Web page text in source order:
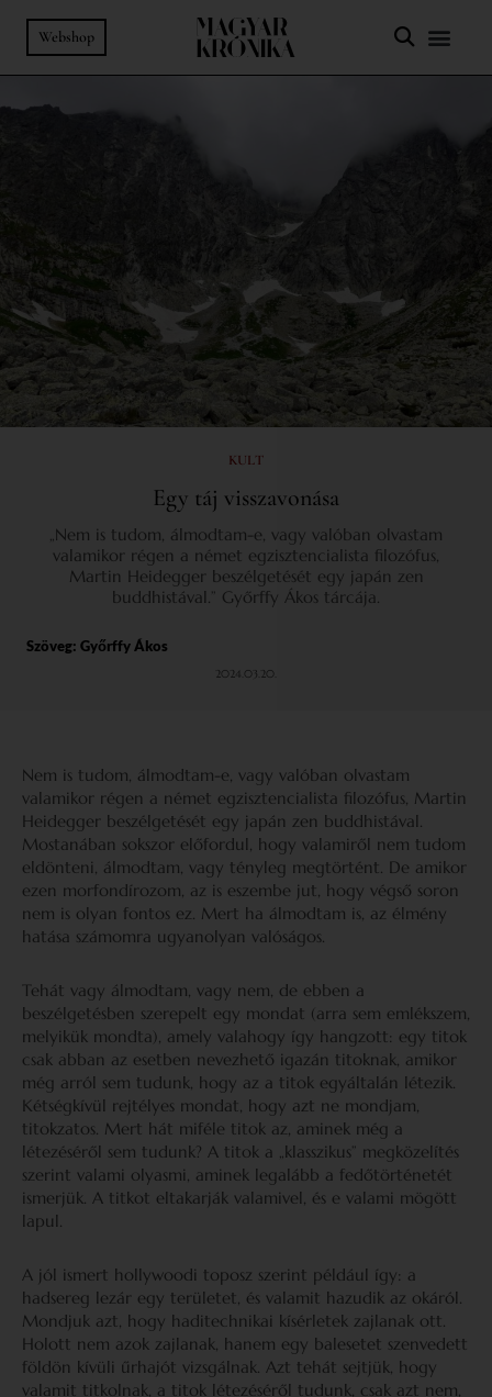
Webshop
KULT
Egy táj visszavonása
„Nem is tudom, álmodtam-e, vagy valóban olvastam
valamikor régen a német egzisztencialista filozófus,
Martin Heidegger beszélgetését egy japán zen
buddhistával.” Győrffy Ákos tárcája.
Szöveg: Győrffy Ákos
2024.03.20.
Nem is tudom, álmodtam-e, vagy valóban olvastam
valamikor régen a német egzisztencialista filozófus, Martin
Heidegger beszélgetését egy japán zen buddhistával.
Mostanában sokszor előfordul, hogy valamiről nem tudom
eldönteni, álmodtam, vagy tényleg megtörtént. De amikor
ezen morfondírozom, az is eszembe jut, hogy végső soron
nem is olyan fontos ez. Mert ha álmodtam is, az élmény
hatása számomra ugyanolyan valóságos.
Tehát vagy álmodtam, vagy nem, de ebben a
beszélgetésben szerepelt egy mondat (arra sem emlékszem,
melyikük mondta), amely valahogy így hangzott: egy titok
csak abban az esetben nevezhető igazán titoknak, amikor
még arról sem tudunk, hogy az a titok egyáltalán létezik.
Kétségkívül rejtélyes mondat, hogy azt ne mondjam,
titokzatos. Mert hát miféle titok az, aminek még a
létezéséről sem tudunk? A titok a „klasszikus” megközelítés
szerint valami olyasmi, aminek legalább a fedőtörténetét
ismerjük. A titkot eltakarják valamivel, és e valami mögött
lapul.
A jól ismert hollywoodi toposz szerint például így: a
hadsereg lezár egy területet, és valamit hazudik az okáról.
Mondjuk azt, hogy haditechnikai kísérletek zajlanak ott.
Holott nem azok zajlanak, hanem egy balesetet szenvedett
földön kívüli űrhajót vizsgálnak. Azt tehát sejtjük, hogy
valamit titkolnak, a titok létezéséről tudunk, csak azt nem,